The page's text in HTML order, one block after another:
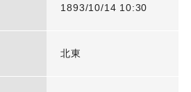
1893/10/14 10:30
北東